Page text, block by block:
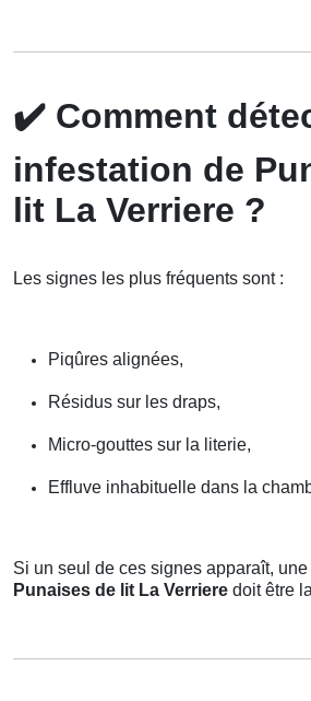
✔️ Comment
infestation de
lit La Verriere ?
Les signes les plus fréquents sont :
Piqûres alignées,
Résidus sur les draps,
Micro-gouttes sur la literie,
Effluve inhabituelle dans la
Si un seul de ces signes apparaît, une
Punaises de lit La Verriere doit être